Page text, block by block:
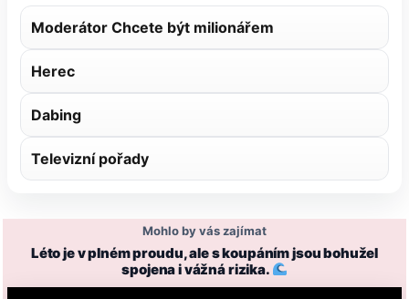
Moderátor Chcete být milionářem
Herec
Dabing
Televizní pořady
Mohlo by vás zajímat
Léto je v plném proudu, ale s koupáním jsou bohužel
spojena i vážná rizika.